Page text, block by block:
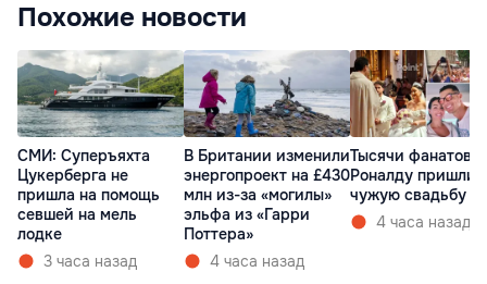
Похожие новости
СМИ: Суперъяхта
Цукерберга не
пришла на помощь
севшей на мель
лодке
3 часа назад
В Британии изменили
энергопроект на £430
млн из-за «могилы»
эльфа из «Гарри
Поттера»
4 часа назад
Тысячи фанатов
Роналду пришли
чужую свадьбу
4 часа назад